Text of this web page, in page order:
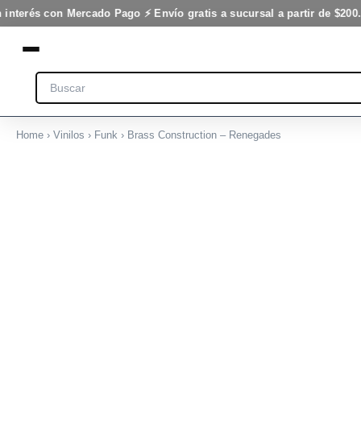
con Mercado Pago ⚡ Envío gratis a sucursal a partir de
Ir
al
contenido
Search
Home › Vinilos › Funk › Brass Construction – Renegades